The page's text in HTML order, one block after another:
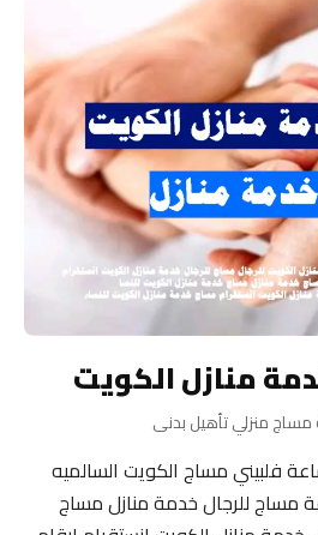
منازل الكويت
مساج منزلي تأهيل بدنى
منزلى الكويت 24 ساعة فلبيني مساج الكويت السالميه
منازل ٢٤ ساعة مساج للرجال خدمة منازل مساج